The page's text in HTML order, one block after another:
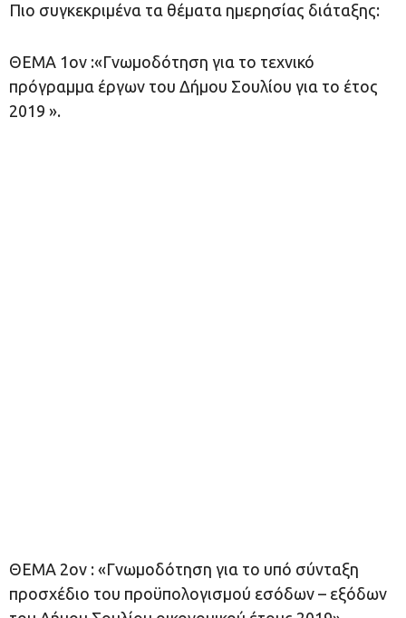
Πιο συγκεκριμένα τα θέματα ημερησίας διάταξης:
ΘΕΜΑ 1ον :«Γνωμοδότηση για το τεχνικό
πρόγραμμα έργων του Δήμου Σουλίου για το έτος
2019 ».
ΘΕΜΑ 2ον : «Γνωμοδότηση για το υπό σύνταξη
προσχέδιο του προϋπολογισμού εσόδων – εξόδων